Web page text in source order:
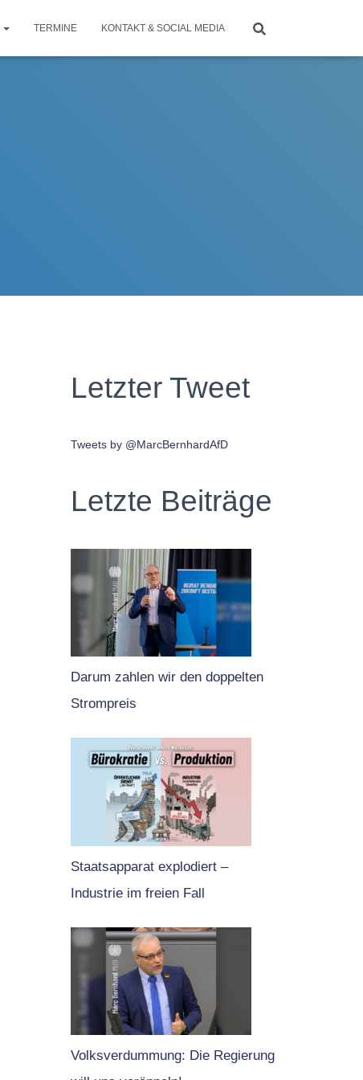
TERMINE KONTAKT & SOCIAL MEDIA
Letzter Tweet
Tweets by @MarcBernhardAfD
Letzte Beiträge
Darum zahlen wir den doppelten
Strompreis
Staatsapparat explodiert –
Industrie im freien Fall
Volksverdummung: Die Regierung